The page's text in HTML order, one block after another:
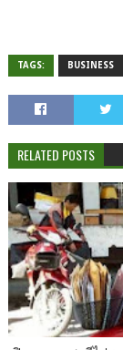
TAGS: BUSINESS
RELATED POSTS